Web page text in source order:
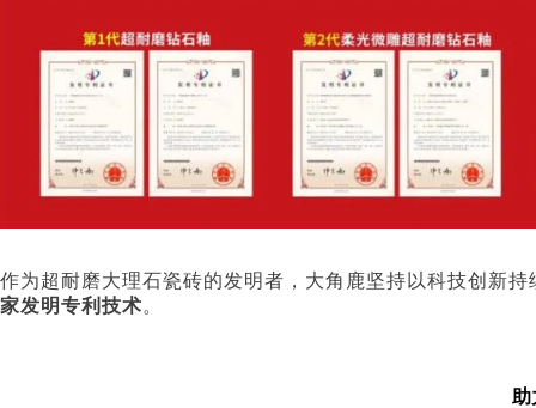
作为超耐磨大理石瓷砖的发明者，大角鹿坚持以科技创新
家发明专利技术。
助